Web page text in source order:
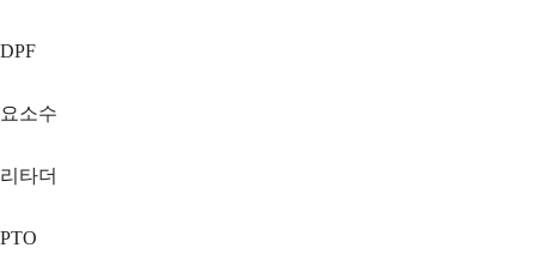
DPF
요소수
리타더
PTO